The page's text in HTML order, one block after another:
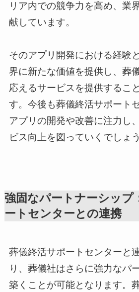
リア内での競争力を高め、業
献しています。
そのアプリ開発における経験
界に新たな価値を提供し、葬
応えるサービスを提供するこ
す。今後も葬儀終活サポート
アプリの開発や改善に注力し
ビス向上を図っていくでしょう
強固なパートナーシップ
ートセンターとの連携
葬儀終活サポートセンターと
り、葬儀社はさらに強力なパ
築くことが可能となります。